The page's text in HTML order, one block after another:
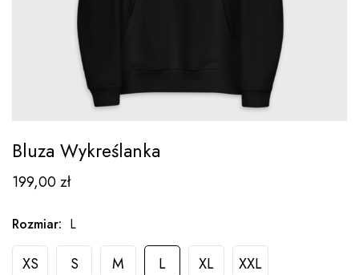
Bluza Wykreślanka
199,00zł
Rozmiar: L
XS S M L XL XXL